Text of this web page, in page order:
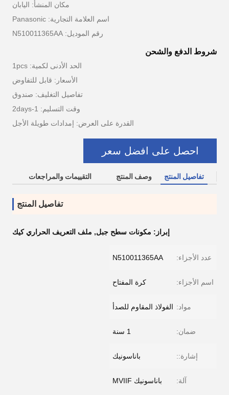
مكان المنشأ: اليابان
اسم العلامة التجارية: Panasonic
رقم الموديل: N510011365AA
شروط الدفع والشحن
الحد الأدنى لكمية: 1pcs
الأسعار: قابل للتفاوض
تفاصيل التغليف: صندوق
وقت التسليم: 1-2days
القدرة على العرض: إمدادات طويلة الأجل
احصل على افضل سعر
تفاصيل المنتج وصف المنتج التقييمات والمراجعات
تفاصيل المنتج
إبراز: مكونات سطح جبل, ملف التعريف الحراري كيك
عدد الأجزاء: N510011365AA
اسم الأجزاء: كرة المفتاح
مواد: الفولاذ المقاوم للصدأ
ضمان: 1 سنة
إشارة:: باناسونيك
آلة: باناسونيك MVIIF